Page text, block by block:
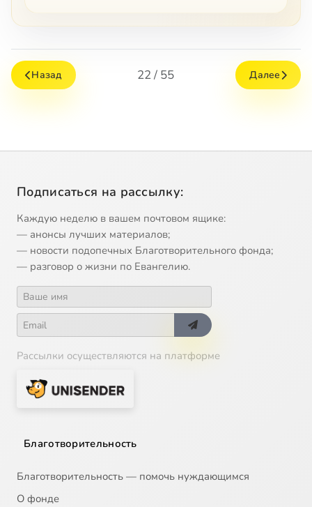
Назад 22 / 55 Далее
Подписаться на рассылку:
Каждую неделю в вашем почтовом ящике:
— анонсы лучших материалов;
— новости подопечных Благотворительного фонда;
— разговор о жизни по Евангелию.
Рассылки осуществляются на платформе
Благотворительность
Благотворительность — помочь нуждающимся
О фонде